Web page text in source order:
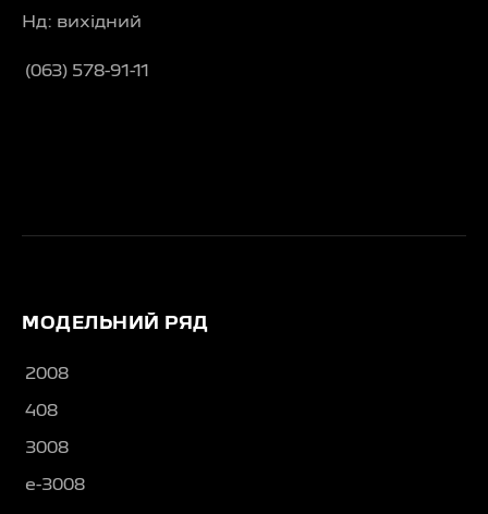
Нд: вихідний
(063) 578-91-11
МОДЕЛЬНИЙ РЯД
2008
408
3008
e-3008